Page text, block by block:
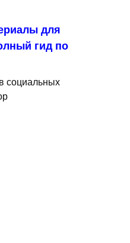
для
гид по
социальных